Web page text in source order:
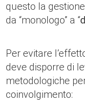
questo la
da “monologo” a “
Per evitare
deve disporre di
metodologiche
coinvolgimento: